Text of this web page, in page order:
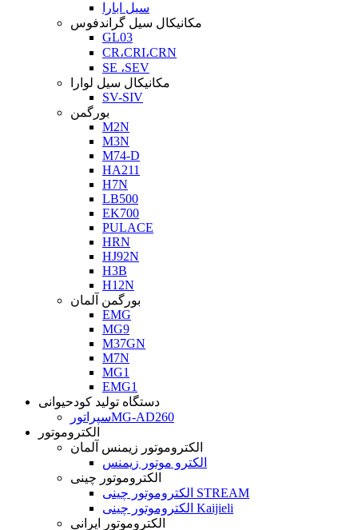
سیل ابارا
مکانیکال سیل گراندفوس
GL03
CR،CRI،CRN
SE ،SEV
مکانیکال سیل لوارا
SV-SIV
بورگمن
M2N
M3N
M74-D
HA211
H7N
LB500
EK700
PULACE
HRN
HJ92N
H3B
H12N
بورگمن آلمان
EMG
MG9
M37GN
M7N
MG1
EMG1
دستگاه تولید کودحیوانی
سپراتورMG-AD260
الکتروموتور
الکتروموتور زیمنس آلمان
الکترو موتور زیمنس
الکتروموتور چینی
الکتروموتور چینی STREAM
الکتروموتور چینی Kaijieli
الکتروموتور ایرانی